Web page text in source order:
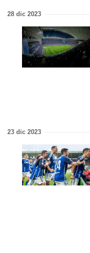
28 dic 2023
23 dic 2023